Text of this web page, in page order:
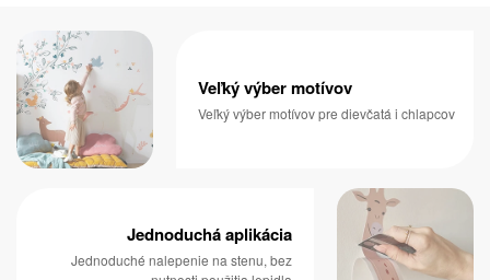
Veľký výber motívov
Veľký výber motívov pre dievčatá i chlapcov
Jednoduchá aplikácia
Jednoduché nalepenie na stenu, bez